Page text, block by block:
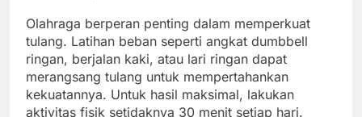
Olahraga berperan penting dalam memperkuat
tulang. Latihan beban seperti angkat dumbbell
ringan, berjalan kaki, atau lari ringan dapat
merangsang tulang untuk mempertahankan
kekuatannya. Untuk hasil maksimal, lakukan
aktivitas fisik setidaknya 30 menit setiap hari.